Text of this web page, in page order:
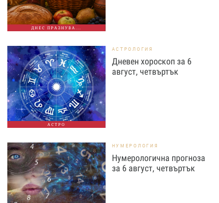
ДНЕС ПРАЗНУВА...
АСТРО
АСТРОЛОГИЯ
Дневен хороскоп за 6
август, четвъртък
НУМЕРОЛОГИЯ
Нумерологична прогноза
за 6 август, четвъртък